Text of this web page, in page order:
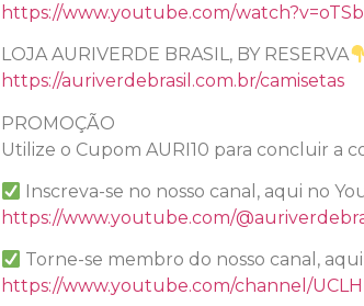
https://www.youtube.com/
LOJA AURIVERDE BRASIL, BY RESERVA
https://auriverdebrasil.com.br/camisetas
PROMOÇÃO
Utilize o Cupom AURI10 para concluir a
Inscreva-se no nosso canal, aqui no
https://www.youtube.com/
Torne-se membro do nosso canal,
https://www.youtube.com/channel/